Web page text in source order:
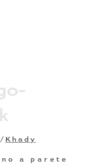
/ Khady
a parete